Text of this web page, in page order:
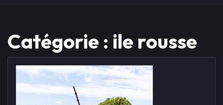
Catégorie : ile rousse